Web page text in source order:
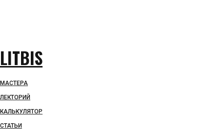
LITBIS
МАСТЕРА
ЛЕКТОРИЙ
КАЛЬКУЛЯТОР
СТАТЬИ